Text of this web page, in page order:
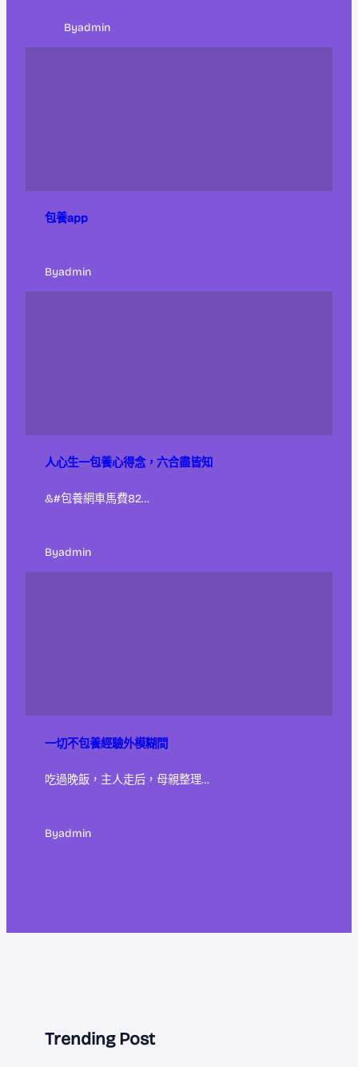
Byadmin
包養app
Byadmin
人心生一包養心得念，六合盡皆知
&#包養網車馬費82…
Byadmin
一切不包養經驗外模糊間
吃過晚飯，主人走后，母親整理…
Byadmin
Trending Post